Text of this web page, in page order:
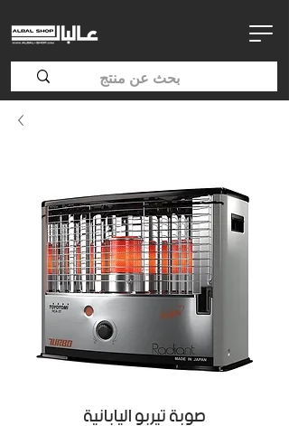
صوبة تيربو اليابانية